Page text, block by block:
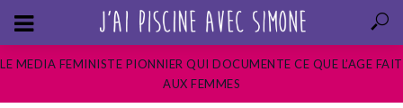
LE MEDIA FEMINISTE PIONNIER QUI DOCUMENTE CE QUE L’AGE FAIT
AUX FEMMES